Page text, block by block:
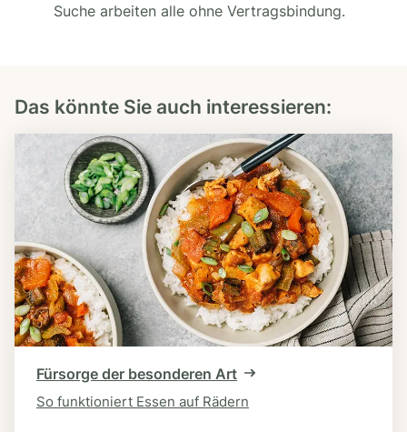
Suche arbeiten alle ohne Vertragsbindung.
Das könnte Sie auch interessieren:
Fürsorge der besonderen Art
So funktioniert Essen auf Rädern